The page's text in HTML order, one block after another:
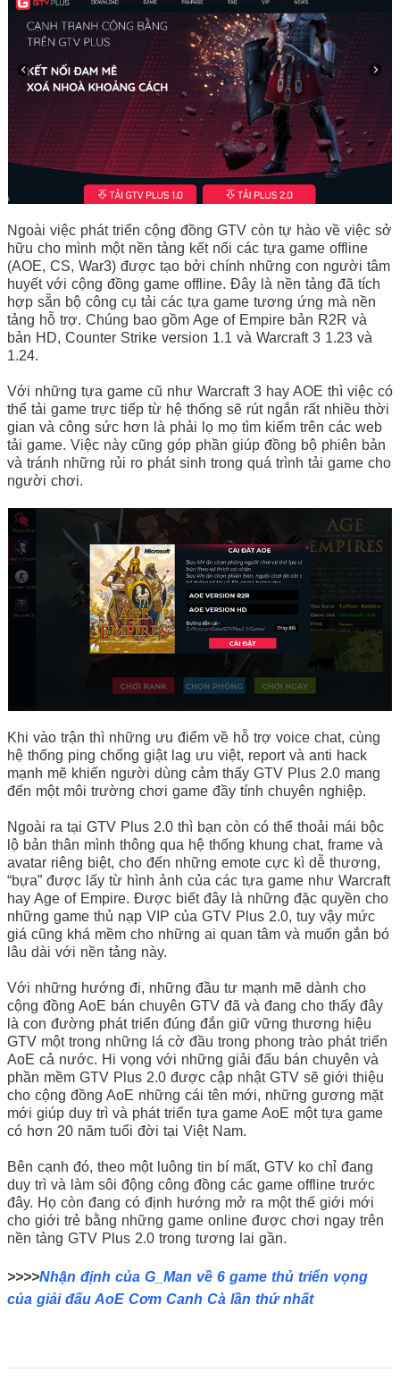
Ngoài việc phát triển cộng đồng GTV còn tự hào về việc sở
hữu cho mình một nền tảng kết nối các tựa game offline
(AOE, CS, War3) được tạo bởi chính những con người tâm
huyết với cộng đồng game offline. Đây là nền tảng đã tích
hợp sẵn bộ công cụ tải các tựa game tương ứng mà nền
tảng hỗ trợ. Chúng bao gồm Age of Empire bản R2R và
bản HD, Counter Strike version 1.1 và Warcraft 3 1.23 và
1.24.
Với những tựa game cũ như Warcraft 3 hay AOE thì việc có
thể tải game trực tiếp từ hệ thống sẽ rút ngắn rất nhiều thời
gian và công sức hơn là phải lọ mọ tìm kiếm trên các web
tải game. Việc này cũng góp phần giúp đồng bộ phiên bản
và tránh những rủi ro phát sinh trong quá trình tải game cho
người chơi.
Khi vào trận thì những ưu điểm về hỗ trợ voice chat, cùng
hệ thống ping chống giật lag ưu việt, report và anti hack
mạnh mẽ khiến người dùng cảm thấy GTV Plus 2.0 mang
đến một môi trường chơi game đầy tính chuyên nghiệp.
Ngoài ra tại GTV Plus 2.0 thì bạn còn có thể thoải mái bộc
lộ bản thân mình thông qua hệ thống khung chat, frame và
avatar riêng biệt, cho đến những emote cực kì dễ thương,
“bựa” được lấy từ hình ảnh của các tựa game như Warcraft
hay Age of Empire. Được biết đây là những đặc quyền cho
những game thủ nạp VIP của GTV Plus 2.0, tuy vậy mức
giá cũng khá mềm cho những ai quan tâm và muốn gắn bó
lâu dài với nền tảng này.
Với những hướng đi, những đầu tư mạnh mẽ dành cho
cộng đồng AoE bán chuyên GTV đã và đang cho thấy đây
là con đường phát triển đúng đắn giữ vững thương hiệu
GTV một trong những lá cờ đầu trong phong trào phát triển
AoE cả nước. Hi vọng với những giải đấu bán chuyên và
phần mềm GTV Plus 2.0 được cập nhật GTV sẽ giới thiệu
cho cộng đồng AoE những cái tên mới, những gương mặt
mới giúp duy trì và phát triển tựa game AoE một tựa game
có hơn 20 năm tuổi đời tại Việt Nam.
Bên cạnh đó, theo một luông tin bí mất, GTV ko chỉ đang
duy trì và làm sôi động công đồng các game offline trước
đây. Họ còn đang có định hướng mở ra một thế giới mới
cho giới trẻ bằng những game online được chơi ngay trên
nền tảng GTV Plus 2.0 trong tương lai gần.
>>>>Nhận định của G_Man về 6 game thủ triển vọng
của giải đấu AoE Cơm Canh Cà lần thứ nhất